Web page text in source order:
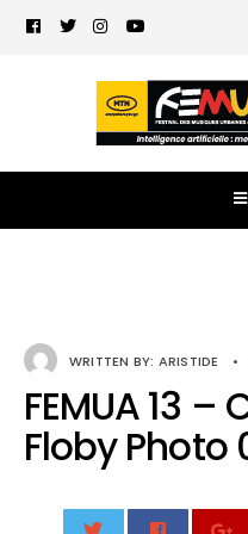
WRITTEN BY: ARISTIDE •
FEMUA 13 –
Floby Photo